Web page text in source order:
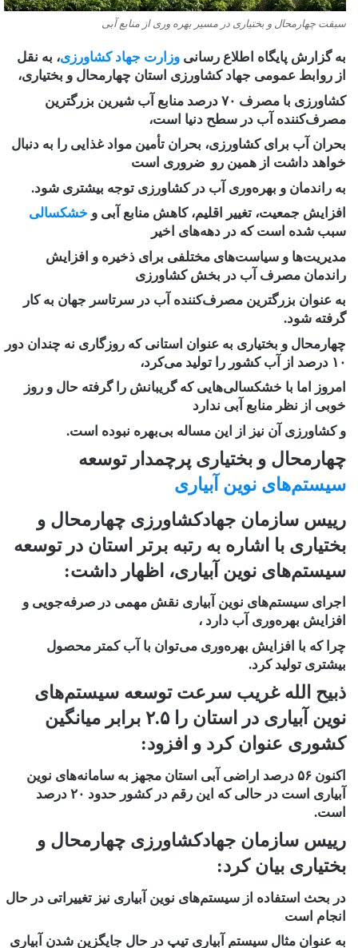
سبقت چهارمحال و بختیاری در مسیر بهره وری از منابع آبی
به گزارش پایگاه اطلاع ‌رسانی وزارت جهاد کشاورزی، به نقل
از روابط عمومی جهاد کشاورزی استان چهارمحال و بختیاری،
کشاورزی با مصرف ۷۰ درصد منابع آب شیرین بزرگترین
مصرف‌کننده آب در سطح دنیا است،
بحران آب برای کشاورزی، بحران تأمین مواد غذایی را به دنبال
خواهد داشت از همین‌ رو ضروری است
به راندمان و بهره‌وری آب در کشاورزی توجه بیشتری شود.
افزایش جمعیت، تغییر اقلیم، کاهش منابع آبی و خشکسالی
سبب شده است که در دهه‌های اخیر
مدیریت‌ها و سیاست‌های مختلفی برای ذخیره و افزایش
راندمان مصرف آب در بخش کشاورزی
به عنوان بزرگترین مصرف‌کننده آب در سرتاسر جهان به کار
گرفته شود.
چهارمحال و بختیاری به عنوان استانی که روزگاری نه چندان دور
۱۰ درصد از آب کشور را تولید می‌کرد،
امروز اما با خشکسالی‌هایی که گریبانش را گرفته حال و روز
خوبی از نظر منابع آبی ندارد
و کشاورزی آن نیز از این مساله بی‌بهره نبوده است.
چهارمحال و بختیاری پرچمدار توسعه
سیستم‌های نوین آبیاری
رییس سازمان جهادکشاورزی چهارمحال و
بختیاری با اشاره به رتبه برتر استان در توسعه
سیستم‌های نوین آبیاری، اظهار داشت:
اجرای سیستم‌های نوین آبیاری نقش مهمی در صرفه‌جویی و
افزایش بهره‌وری آب دارد ،
چرا که با افزایش بهره‌وری می‌توان با آب کمتر محصول
بیشتری تولید کرد.
ذبیح الله غریب سرعت توسعه سیستم‌های
نوین آبیاری در استان را ۲.۵ برابر میانگین
کشوری عنوان کرد و افزود:
اکنون ۵۶ درصد اراضی آبی استان مجهز به سامانه‌های نوین
آبیاری است در حالی که این رقم در کشور حدود ۲۰ درصد
است.
رییس سازمان جهادکشاورزی چهارمحال و
بختیاری بیان کرد:
در بحث استفاده از سیستم‌های نوین آبیاری نیز تغییراتی در حال
انجام است
به عنوان مثال سیستم آبیاری تیپ در حال جایگزین شدن آبیاری